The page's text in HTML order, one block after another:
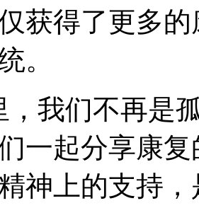
获得了更多
。
，我们不再是
一起分享康
神上的支持